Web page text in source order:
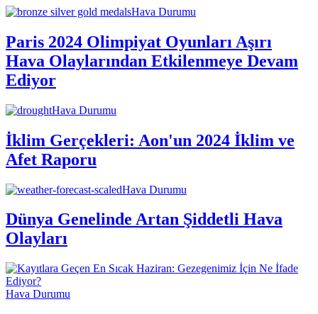
Hava Durumu
Paris 2024 Olimpiyat Oyunları Aşırı
Hava Olaylarından Etkilenmeye Devam
Ediyor
Hava Durumu
İklim Gerçekleri: Aon'un 2024 İklim ve
Afet Raporu
Hava Durumu
Dünya Genelinde Artan Şiddetli Hava
Olayları
Hava Durumu